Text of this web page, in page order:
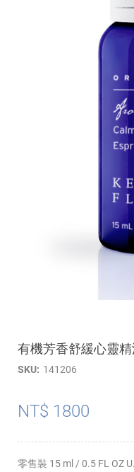
有機芳香舒緩心靈精
SKU 141206
NT$ 1800
零售裝 15 ml / 0.5 FL OZ